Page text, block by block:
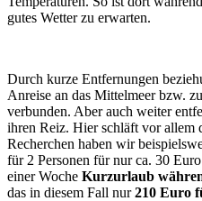
gutes Wetter zu erwarten.
Durch kurze Entfernungen
Anreise an das Mittelmeer bzw.
verbunden. Aber auch weiter
ihren Reiz. Hier schläft vor allem
Recherchen haben wir
für 2 Personen für nur ca. 30
einer Woche Kurzurlaub
das in diesem Fall nur210 Euro